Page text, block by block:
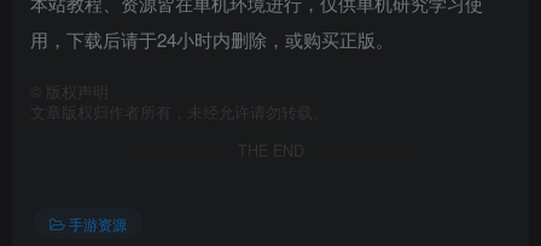
用，下载后请于24小时内删除，或购买正版。
版权声明
文章版权归作者所有，未经允许请勿转载。
THE END
手游资源